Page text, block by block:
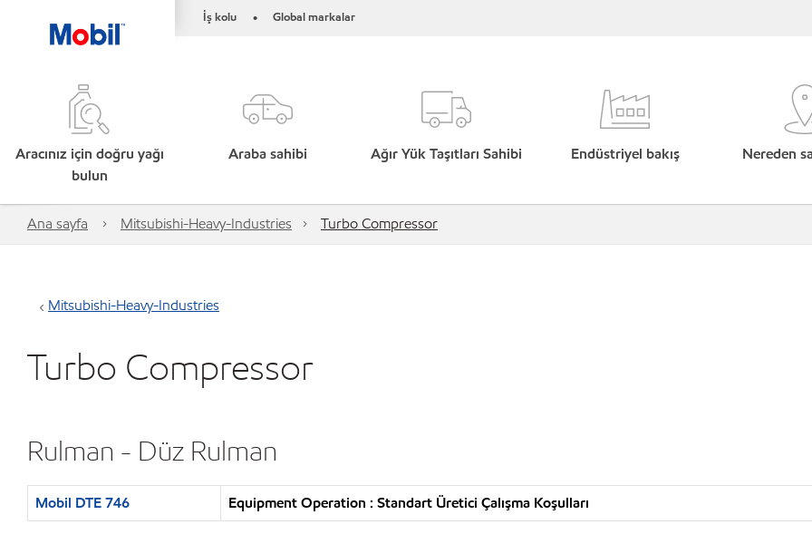
İş kolu • Global markalar
Aracınız için doğru yağı
bulun
Araba sahibi Ağır Yük Taşıtları Sahibi Endüstriyel bakış Nereden
Ana sayfa Mitsubishi-Heavy-Industries Turbo Compressor
Mitsubishi-Heavy-Industries
Turbo Compressor
Rulman - Düz Rulman
Mobil DTE 746 Equipment Operation : Standart Üretici Çalışma Koşulları